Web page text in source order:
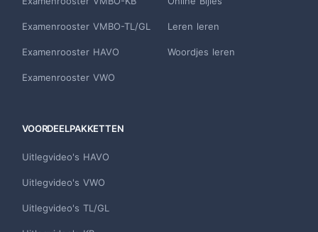
Examenrooster VMBO-TL/GL
Examenrooster HAVO
Examenrooster VWO
Leren leren
Woordjes leren
VOORDEELPAKKETTEN
Uitlegvideo's HAVO
Uitlegvideo's VWO
Uitlegvideo's TL/GL